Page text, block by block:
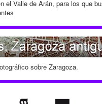
el Valle de Arán, para los que
sobre Zaragoza.